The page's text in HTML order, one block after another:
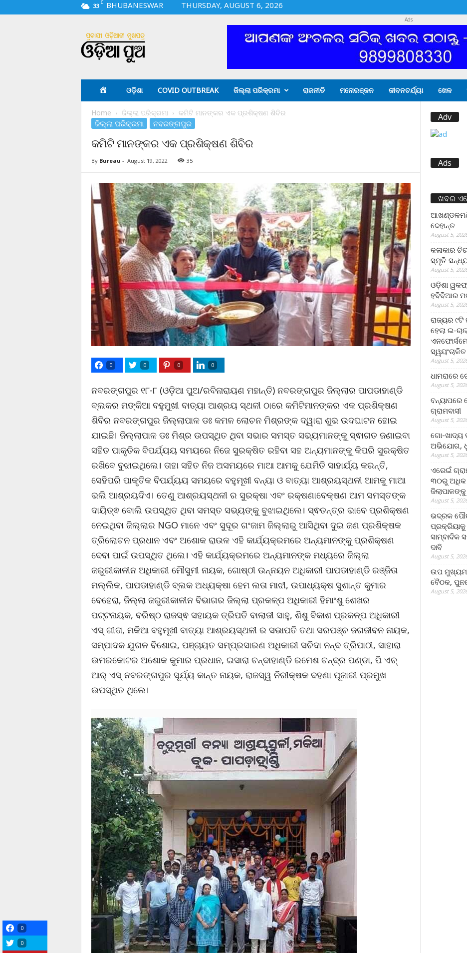
33 C BHUBANESWAR
THURSDAY, AUGUST 6, 2026
i
a
Ads
ଓଡ଼ିଶା COVID OUTBREAK ଜିଲ୍ଲା ପରିକ୍ରମା ରାଜନୀତି ମନୋରଞ୍ଜନ ଜୀବନଚର୍ଯ୍ୟା ଖେଳ
Home ଜିଲ୍ଲା ପରିକ୍ରମା କମିଟି ମାନଙ୍କର ଏକ ପ୍ରଶିକ୍ଷଣ ଶିବିର
ଜିଲ୍ଲା ପରିକ୍ରମା ନବରଙ୍ଗପୁର
କମିଟି ମାନଙ୍କର ଏକ ପ୍ରଶିକ୍ଷଣ ଶିବିର
By Bureau - August 19, 2022 35
0 0 0 0
ନବରଙ୍ଗପୁର ୧୮-୮ (ଓଡ଼ିଆ ପୁଅ/ରବିନାରାୟଣ ମହାନ୍ତି) ନବରଙ୍ଗପୁର ଜିଲ୍ଲାର ପାପଡାହାଣ୍ଡି
ବ୍ଲକର ମଙ୍କିଆ ବହୁମୁଖୀ ବାତ୍ୟା ଆଶ୍ରୟ ସ୍ଥଳୀ ଠାରେ କମିଟିମାନଙ୍କର ଏକ ପ୍ରଶିକ୍ଷଣ
ଶିବିର ନବରଙ୍ଗପୁର ଜିଲ୍ଲାପାଳ ଡଃ କମଳ ଲୋଚନ ମିଶ୍ରଙ୍କ ଦ୍ୱାରା ଶୁଭ ଉଦଘାଟନ ହୋଇ
ଯାଇଛି। ଜିଲ୍ଲାପାଳ ଡଃ ମିଶ୍ର ଉପସ୍ଥିତ ଥିବା ସଭାର ସମସ୍ତ ସଭ୍ୟମାନଙ୍କୁ ସ୍ଵାଗତ ଜଣାଇବା
ସହିତ ପାକୃତିକ ବିପର୍ଯ୍ୟୟ ସମୟରେ ନିଜେ ସୁରକ୍ଷିତ ରହିବା ସହ ଅନ୍ୟମାନଙ୍କୁ କିପରି ସୁରକ୍ଷିତ
ରଖିବେ ବୁଝାଇଥିଲେ। ତାହା ସହିତ ନିଜ ଅସମୟରେ ମାଆ ଆମକୁ ଯେମିତି ସାହାର୍ଯ୍ୟ କରନ୍ତି,
ସେହିପରି ପାକୃତିକ ବିପର୍ଯ୍ୟୟ ସମୟରେ ବହୁମୂଖୀ ବନ୍ୟା ଓ ବାତ୍ୟା ଆଶ୍ରୟସ୍ଥଳୀ ଆମକୁ ମାଆ
ଭଲି ଆଶ୍ରୟଦିଏ। ତେଣୁ ଆଶ୍ରୟସ୍ଥଳୀ ର ସୁରକ୍ଷା ଏବଂ ରକ୍ଷଣାବେକ୍ଷଣ ଆମ ସମସ୍ତଙ୍କ
ଦାୟିତ୍ଵ ବୋଲି ଉପସ୍ଥିତ ଥିବା ସମସ୍ତ ସଭ୍ୟଙ୍କୁ ବୁଝାଇଥିଲେ। ସ୍ଵତନ୍ତ୍ର ଭାବେ ପ୍ରଶିକ୍ଷଣ
ନେଇଥିବା ଜିଲ୍ଲାର NGO ମାନେ ଏବଂ ସୁଦୂର ଗଂଜାମ ଜିଲ୍ଲାରୁ ଆସିଥିବା ଦୁଇ ଜଣ ପ୍ରଶିକ୍ଷକ
ତ୍ରିଲୋଚନ ପ୍ରଧାନ ଏବଂ ଅଶୋକ ରାଉଳ ଏହି କାର୍ଯ୍ୟକ୍ରମରେ ଅନ୍ୟମାନଙ୍କୁ ପ୍ରଶିକ୍ଷଣ
ଦେବା ପାଇଁ ଉପସ୍ଥିତ ଥିଲେ। ଏହି କାର୍ଯ୍ୟକ୍ରମରେ ଅନ୍ୟମାନଙ୍କ ମଧ୍ୟରେ ଜିଲ୍ଲା
ଜରୁରୀକାଳୀନ ଅଧିକାରୀ ମୌସୁମୀ ନାୟକ, ଗୋଷ୍ଠୀ ଉନ୍ନୟନ ଅଧିକାରୀ ପାପଡାହାଣ୍ଡି ରଞ୍ଜିତା
ମଲ୍ଲିକ, ପାପଡାହାଣ୍ଡି ବ୍ଲକ ଅଧ୍ୟକ୍ଷା ହେମ ଲତା ମାଝୀ, ଉପାଧ୍ୟକ୍ଷ ସୁଶାନ୍ତ କୁମାର
ବେହେରା, ଜିଲ୍ଲା ଜରୁରୀକାଳୀନ ବିଭାଗର ଜିଲ୍ଲା ପ୍ରକଳ୍ପ ଅଧିକାରୀ ହିମାଂଶୁ ଶେଖର
ପଟ୍ଟନାୟକ, ବରିଷ୍ଠ ରାଜସ୍ଵ ସହାୟକ ତ୍ରିପତି ବାଲାଜୀ ସାହୁ, ଶିଶୁ ବିକାଶ ପ୍ରକଳ୍ପ ଅଧିକାରୀ
ଏସ୍ ଗୀତା, ମକିଆ ବହୁମୂଖୀ ବାତ୍ୟା ଆଶ୍ରୟସ୍ଥଳୀ ର ସଭାପତି ତଥା ସରପଞ୍ଚ ଜଗଜୀବନ ନାୟକ,
ସମ୍ପାଦକ ଯୁଗଳ ବିଶୋଇ, ପଞ୍ଚାୟତ ସମ୍ପ୍ରସାରଣ ଅଧିକାରୀ ସଚିଦା ନନ୍ଦ ତ୍ରିପାଠୀ, ସାହାରା
ଉମରକୋଟର ଅଶୋକ କୁମାର ପ୍ରଧାନ, ଇସାରା ଚନ୍ଦାହାଣ୍ଡି ରମେଶ ଚନ୍ଦ୍ର ପଣ୍ଡା, ପି ଏଚ୍
ଆର୍ ଏସ୍ ନବରଙ୍ଗପୁର ସୂର୍ଯ୍ୟ କାନ୍ତ ନାୟକ, ରାଜସ୍ୱ ନିରୀକ୍ଷକ ଦହଣା ପୂଜାରୀ ପ୍ରମୁଖ
ଉପସ୍ଥିତ ଥିଲେ।
Adv
Ads
ଖବର
ଦେହାନ୍ତ
August 5,
କଳାକାର
ସ୍ମୃତି
August 5,
ଓଡ଼ିଶା
ହବିବିଆର
August 5,
ରାଜ୍ୟର ୯ଟି
ହେଲା ଇ-
August 5,
ଧାମରାରେ
August 5,
ବନ୍ୟାପରେ
ଗ୍ରାମବାସୀ
August 5,
ଗୋ-ଖାଦ୍ୟ
ଅଭିଯୋଗ,
August 5,
ଏରେଇଁ
୩୦ରୁ ଅଧିକ
August 5,
ଭଦ୍ରକ
ପ୍ରକ୍ରିୟାକୁ
ସାମ୍ବାଦିକ
ଦାବି
August 5,
ଉପ
ବୈଠକ,
August 5,
0
0